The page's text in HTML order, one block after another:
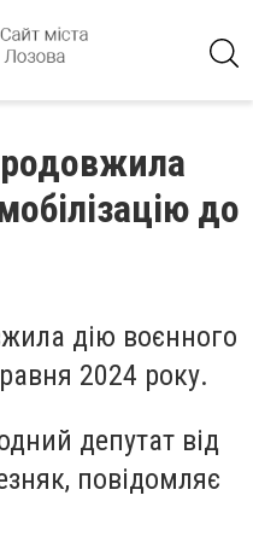
до
дію воєнного
2024 року.
депутат від
повідомляє